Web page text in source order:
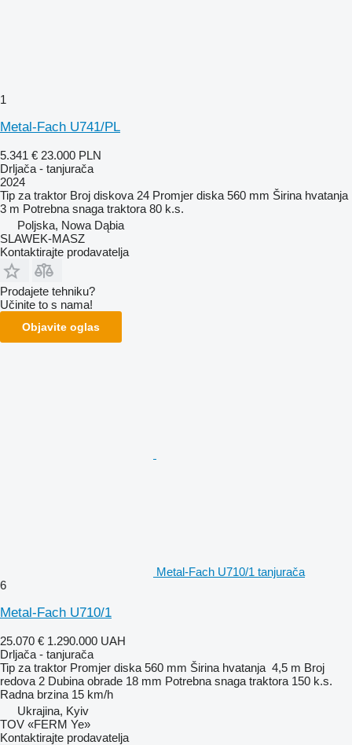
1
Metal-Fach U741/PL
5.341 € 23.000 PLN
Drljača - tanjurača
2024
Tip za traktor Broj diskova 24 Promjer diska 560 mm Širina hvatanja
3 m Potrebna snaga traktora 80 k.s.
Poljska, Nowa Dąbia
SLAWEK-MASZ
Kontaktirajte prodavatelja
Prodajete tehniku?
Učinite to s nama!
Objavite oglas
Metal-Fach U710/1 tanjurača
6
Metal-Fach U710/1
25.070 € 1.290.000 UAH
Drljača - tanjurača
Tip za traktor Promjer diska 560 mm Širina hvatanja 4,5 m Broj
redova 2 Dubina obrade 18 mm Potrebna snaga traktora 150 k.s.
Radna brzina 15 km/h
Ukrajina, Kyiv
TOV «FERM Ye»
Kontaktirajte prodavatelja